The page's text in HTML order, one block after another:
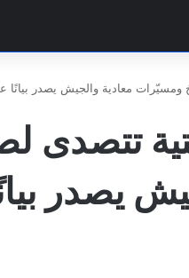
ومسيّرات معادية والجيش يصدر بيانًا
تتصدى
يصدر